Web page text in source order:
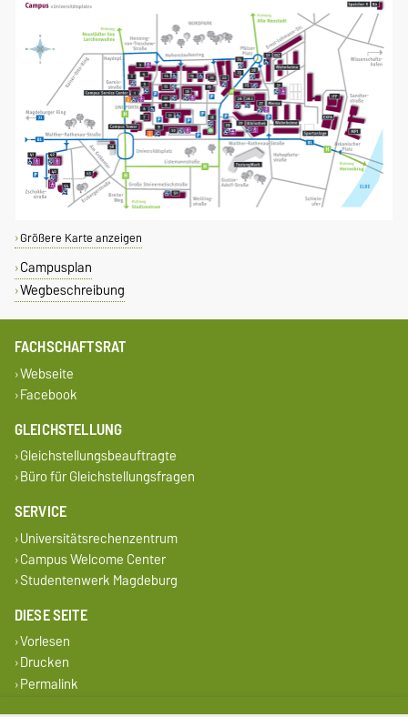
Größere Karte anzeigen
Campusplan
Wegbeschreibung
FACHSCHAFTSRAT
Webseite
Facebook
GLEICHSTELLUNG
Gleichstellungsbeauftragte
Büro für Gleichstellungsfragen
SERVICE
Universitätsrechenzentrum
Campus Welcome Center
Studentenwerk Magdeburg
DIESE SEITE
Vorlesen
Drucken
Permalink